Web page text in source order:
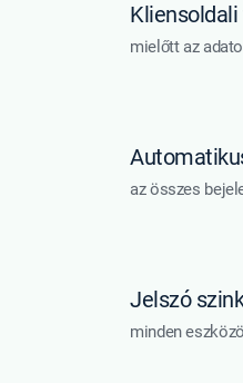
mielőtt az
az összes
Jelszó
minden